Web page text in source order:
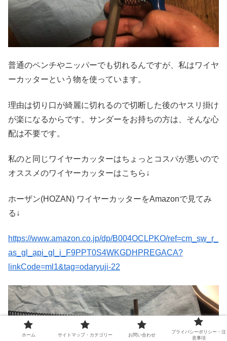
普通のペンチやニッパーでも切れるんですが、私はワイヤ
ーカッターという物を使っています。
理由は切り口が綺麗に切れるので切断した後のヤスリ掛け
が楽になるからです。サンダーをお持ちの方は、そんな心
配は不要です。
私のと同じワイヤーカッターはちょっとコスパが悪いので
オススメのワイヤーカッターはこちら↓
ホーザン(HOZAN) ワイヤーカッターをAmazonで見てみ
る↓
https://www.amazon.co.jp/dp/B004OCLPKO/ref=cm_sw_r_
as_gl_api_gl_i_F9PPT0S4WKGDHPREGACA?
linkCode=ml1&tag=odaryuji-22
ホーム サイトマップ・カテゴリー お問い合わせ
プライバシーポリシー・注
意事項